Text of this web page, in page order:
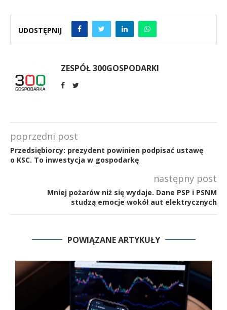
UDOSTĘPNIJ
ZESPÓŁ 300GOSPODARKI
poprzedni post
Przedsiębiorcy: prezydent powinien podpisać ustawę
o KSC. To inwestycja w gospodarkę
następny post
Mniej pożarów niż się wydaje. Dane PSP i PSNM
studzą emocje wokół aut elektrycznych
POWIĄZANE ARTYKUŁY